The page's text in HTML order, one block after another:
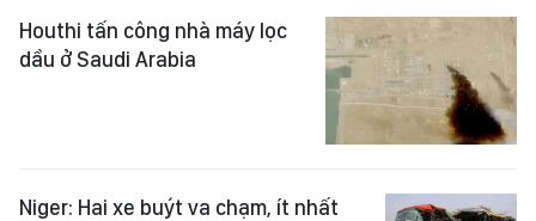
Houthi tấn công nhà máy lọc
dầu ở Saudi Arabia
Niger: Hai xe buýt va chạm, ít nhất